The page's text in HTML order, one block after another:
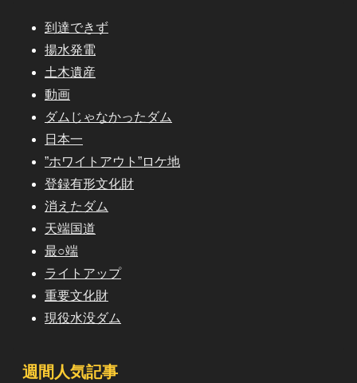
到達できず
揚水発電
土木遺産
動画
ダムじゃなかったダム
日本一
”ホワイトアウト”ロケ地
登録有形文化財
消えたダム
天端国道
最○端
ライトアップ
重要文化財
現役水没ダム
週間人気記事